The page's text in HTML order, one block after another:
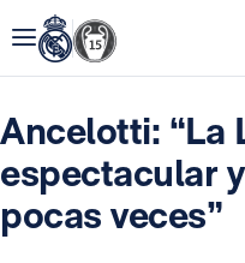
Ancelotti: “La
espectacular
pocas veces”